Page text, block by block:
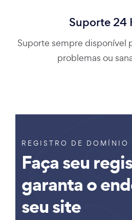
Suporte 24
Suporte sempre disponível
problemas ou
REGISTRO DE DOMÍNIO
Faça seu
garanta o
seu site